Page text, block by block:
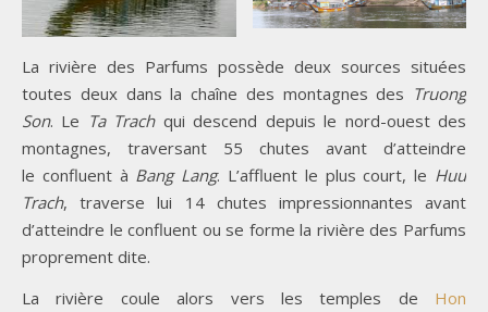
La rivière des Parfums possède deux sources situées
toutes deux dans la chaîne des montagnes des Truong
Son. Le Ta Trachqui descend depuis le nord-ouest des
montagnes, traversant 55 chutes avant d’atteindre
le confluent à Bang Lang. L’affluent le plus court, le Huu
Trach, traverse lui 14 chutes impressionnantes avant
d’atteindre le confluent ou se forme la rivière des Parfums
proprement dite.
La rivière coule alors vers les temples de Hon